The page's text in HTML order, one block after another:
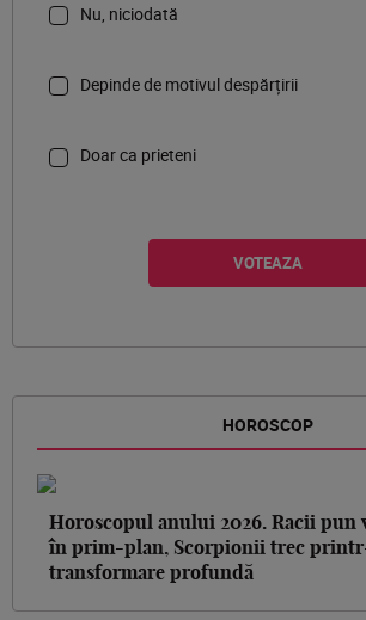
Nu, niciodată
Depinde de motivul despărțirii
Doar ca prieteni
HOROSCOP
Horoscopul anului 2026. Racii pun
în prim-plan, Scorpionii trec
transformare profundă